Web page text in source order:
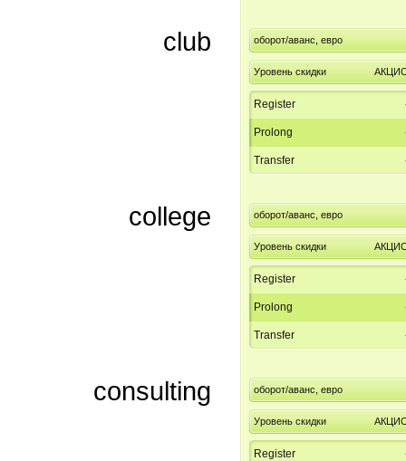
club оборот/аванс, евро
Уровень скидки
Register
Prolong
Transfer
college оборот/аванс, евро
Уровень скидки
Register
Prolong
Transfer
consulting оборот/аванс, евро
Уровень скидки
Register